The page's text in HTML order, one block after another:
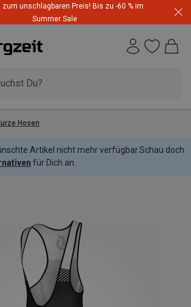
zum unschlagbaren Preis! Bis zu -60 % im
Summer Sale
Hosen
Artikel nicht mehr verfügbar.Schau doch
für Dich an.